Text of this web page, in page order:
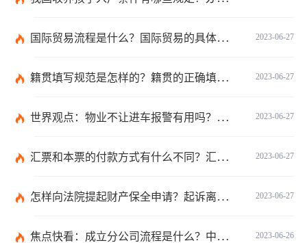
2023-06-27
国际贸易流程是什么？国际贸易的具体流程的内容都有哪些？
2023-06-27
籍贯填写规范是怎样的？籍贯的正确填写规范是什么？-天天微动态
2023-06-27
世界观点：物业不让进车报警有用吗？小区不让业主进车该怎么投诉？
2023-06-27
汇票和本票的付款方式有什么不同？汇票和本票包含的交易数有什么不同？ 环球今热点
2023-06-27
怎样向法院提起财产保全申请？起诉离婚能申请财产保全吗？_全球快播
2023-06-26
焦点快看：成立分公司流程是什么？中华人民共和国公司登记管理条例第四十七条是什么？